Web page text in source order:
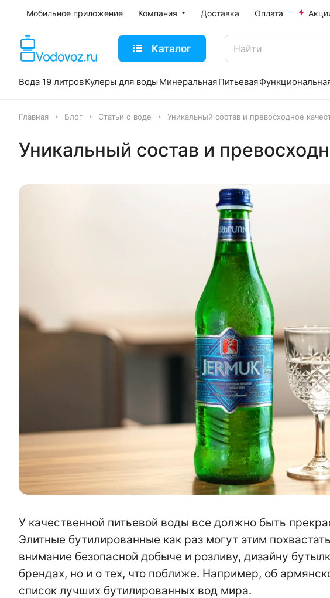
Мобильное приложение Компания Доставка Оплата
Каталог
Вода 19 литровКулеры для воды МинеральнаяПитьевая
Главная Блог Статьи о воде Уникальный состав и превосходное
Уникальный состав и
У качественной питьевой воды все должно быть
Элитные бутилированные как раз могут этим
внимание безопасной добыче и розливу, дизайну
брендах, но и о тех, что поближе. Например, об
список лучших бутилированных вод мира.